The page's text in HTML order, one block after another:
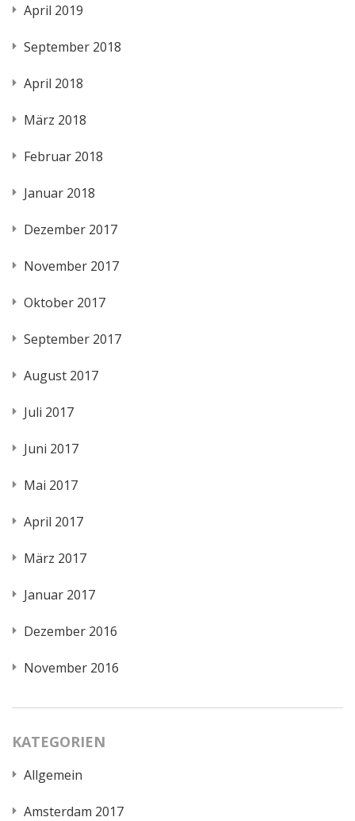
April 2019
September 2018
April 2018
März 2018
Februar 2018
Januar 2018
Dezember 2017
November 2017
Oktober 2017
September 2017
August 2017
Juli 2017
Juni 2017
Mai 2017
April 2017
März 2017
Januar 2017
Dezember 2016
November 2016
KATEGORIEN
Allgemein
Amsterdam 2017